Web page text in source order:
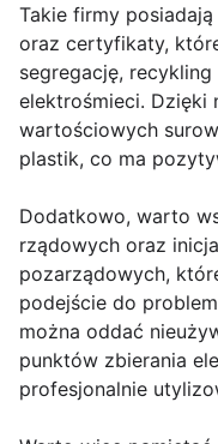
Takie firmy
oraz certyfikaty,
segregację,
elektrośmieci. Dzięki
wartościowych
plastik, co ma
Dodatkowo, warto
rządowych oraz
pozarządowych,
podejście do
można oddać
punktów zbierania
profesjonalnie